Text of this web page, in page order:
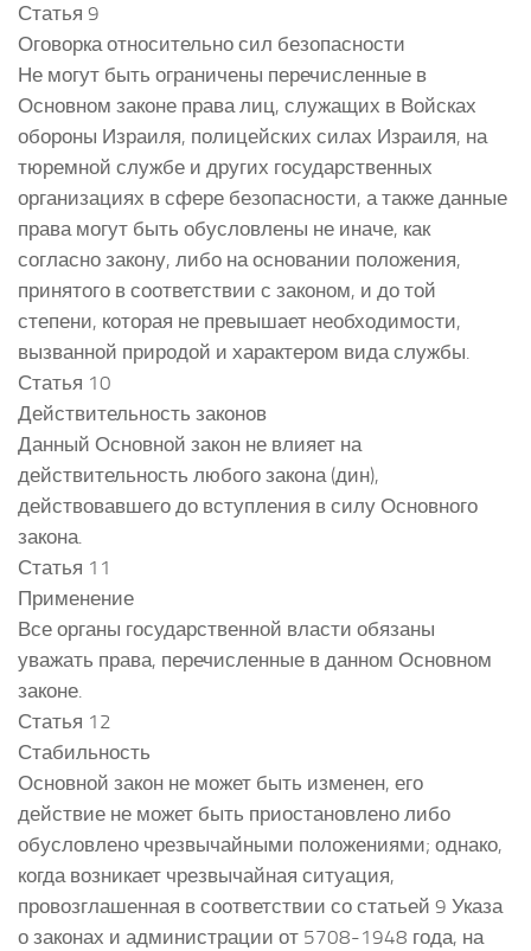
Статья 9
Оговорка относительно сил безопасности
Не могут быть ограничены перечисленные в
Основном законе права лиц, служащих в Войсках
обороны Израиля, полицейских силах Израиля, на
тюремной службе и других государственных
организациях в сфере безопасности, а также данные
права могут быть обусловлены не иначе, как
согласно закону, либо на основании положения,
принятого в соответствии с законом, и до той
степени, которая не превышает необходимости,
вызванной природой и характером вида службы.
Статья 10
Действительность законов
Данный Основной закон не влияет на
действительность любого закона (дин),
действовавшего до вступления в силу Основного
закона.
Статья 11
Применение
Все органы государственной власти обязаны
уважать права, перечисленные в данном Основном
законе.
Статья 12
Стабильность
Основной закон не может быть изменен, его
действие не может быть приостановлено либо
обусловлено чрезвычайными положениями; однако,
когда возникает чрезвычайная ситуация,
провозглашенная в соответствии со статьей 9 Указа
о законах и администрации от 5708-1948 года, на